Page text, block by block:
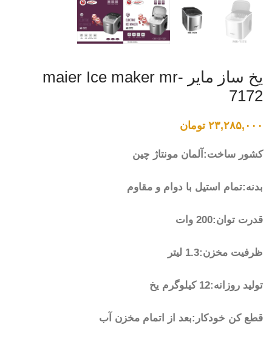
یخ ساز مایر maier Ice maker mr-
7172
۲۳,۲۸۵,۰۰۰ تومان
کشور ساخت:آلمان مونتاژ چین
بدنه:تمام استیل با دوام و مقاوم
قدرت توان:200 وات
ظرفیت مخزن:1.3 لیتر
تولید روزانه:12 کیلوگرم یخ
قطع کن خودکار:بعد از اتمام مخزن آب